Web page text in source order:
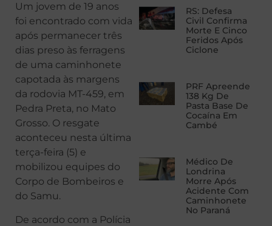
Um jovem de 19 anos
foi encontrado com vida
após permanecer três
dias preso às ferragens
de uma caminhonete
capotada às margens
da rodovia MT-459, em
Pedra Preta, no Mato
Grosso. O resgate
aconteceu nesta última
terça-feira (5) e
mobilizou equipes do
Corpo de Bombeiros e
do Samu.
De acordo com a Polícia
RS: Defesa
Civil Confirma
Morte E Cinco
Feridos Após
Ciclone
PRF Apreende
138 Kg De
Pasta Base De
Cocaína Em
Cambé
Médico De
Londrina
Morre Após
Acidente Com
Caminhonete
No Paraná